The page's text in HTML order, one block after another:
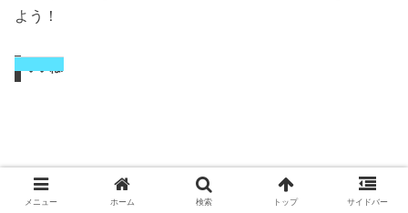
よう！
いいね:
恋愛アニメ 2025年 青春アニメ アニメ ラブコメ
メニュー ホーム 検索 トップ サイドバー